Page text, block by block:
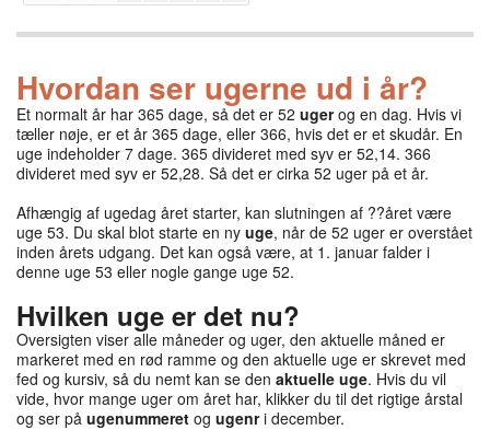
Hvordan ser ugerne ud i år?
Et normalt år har 365 dage, så det er 52 ugerog en dag. Hvis vi
tæller nøje, er et år 365 dage, eller 366, hvis det er et skudår. En
uge indeholder 7 dage. 365 divideret med syv er 52,14. 366
divideret med syv er 52,28. Så det er cirka 52 uger på et år.
Afhængig af ugedag året starter, kan slutningen af ??året være
uge 53. Du skal blot starte en ny uge, når de 52 uger er overstået
inden årets udgang. Det kan også være, at 1. januar falder i
denne uge 53 eller nogle gange uge 52.
Hvilken uge er det nu?
Oversigten viser alle måneder og uger, den aktuelle måned er
markeret med en rød ramme og den aktuelle uge er skrevet med
fed og kursiv, så du nemt kan se den aktuelle uge. Hvis du vil
vide, hvor mange uger om året har, klikker du til det rigtige årstal
og ser på ugenummeret og ugenri december.